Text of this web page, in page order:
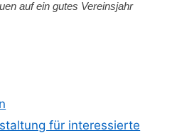
auf ein gutes Vereinsjahr
für interessierte